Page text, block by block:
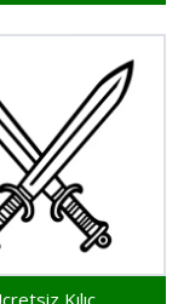
Kılıç